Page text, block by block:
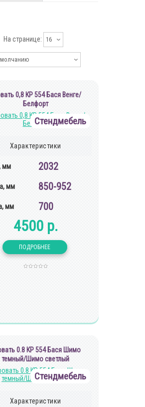
На странице: 16
0,8 КР 554 Бася Венге/
Белфорт
Стендмебель
Характеристики
мм 2032
мм 850-952
мм 700
4500 р.
0.8 КР 554 Бася Шимо
темный/Шимо светлый
Стендмебель
Характеристики